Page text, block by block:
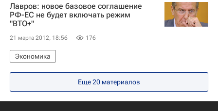
Лавров: новое базовое соглашение
РФ-ЕС не будет включать режим
"ВТО+"
21 марта 2012, 18:56 176
Экономика
Еще 20 материалов